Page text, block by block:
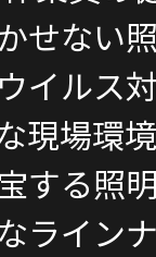
せない
イルス
現場環
する照
ライン